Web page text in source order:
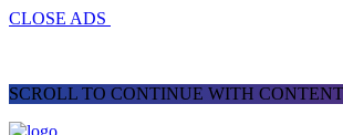
CLOSE ADS
SCROLL TO CONTINUE WITH CONTENT